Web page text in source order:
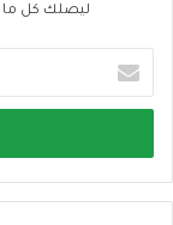
ليصلك كل ما
خ
ب
ر